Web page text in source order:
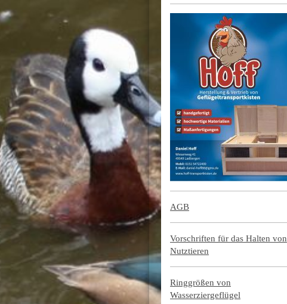
AGB
Vorschriften für das Halten von
Nutztieren
Ringgrößen von
Wasserziergeflügel